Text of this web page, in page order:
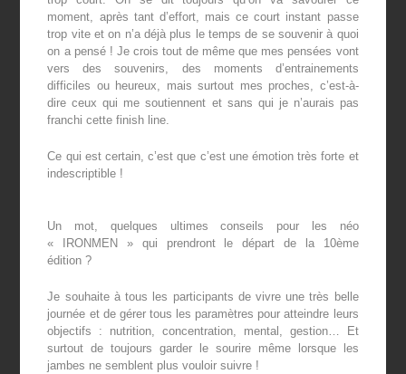
moment, après tant d’effort, mais ce court instant passe
trop vite et on n’a déjà plus le temps de se souvenir à quoi
on a pensé ! Je crois tout de même que mes pensées vont
vers des souvenirs, des moments d’entrainements
difficiles ou heureux, mais surtout mes proches, c’est-à-
dire ceux qui me soutiennent et sans qui je n’aurais pas
franchi cette finish line.
Ce qui est certain, c’est que c’est une émotion très forte et
indescriptible !
Un mot, quelques ultimes conseils pour les néo
« IRONMEN » qui prendront le départ de la 10ème
édition ?
Je souhaite à tous les participants de vivre une très belle
journée et de gérer tous les paramètres pour atteindre leurs
objectifs : nutrition, concentration, mental, gestion… Et
surtout de toujours garder le sourire même lorsque les
jambes ne semblent plus vouloir suivre !